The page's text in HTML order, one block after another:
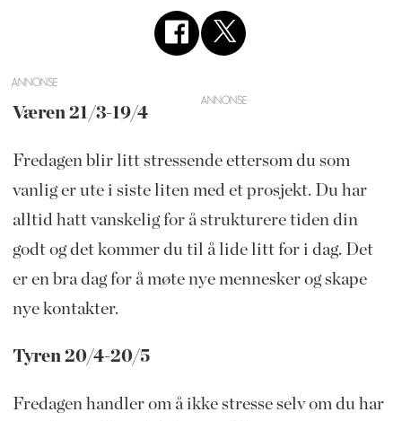
ANNONSE
Væren 21/3-19/4
Fredagen blir litt stressende ettersom du som
vanlig er ute i siste liten med et prosjekt. Du har
alltid hatt vanskelig for å strukturere tiden din
godt og det kommer du til å lide litt for i dag. Det
er en bra dag for å møte nye mennesker og skape
nye kontakter.
Tyren 20/4-20/5
Fredagen handler om å ikke stresse selv om du har